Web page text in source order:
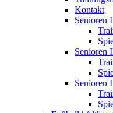
Kontakt
Senioren I
Senioren
Senioren